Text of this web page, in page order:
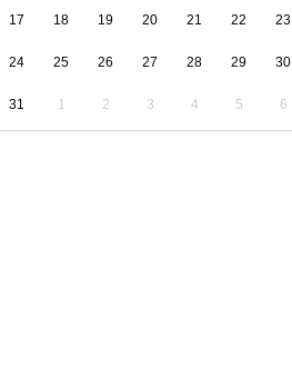
17 18 19 20 21 22 23
24 25 26 27 28 29 30
31 1 2 3 4 5 6